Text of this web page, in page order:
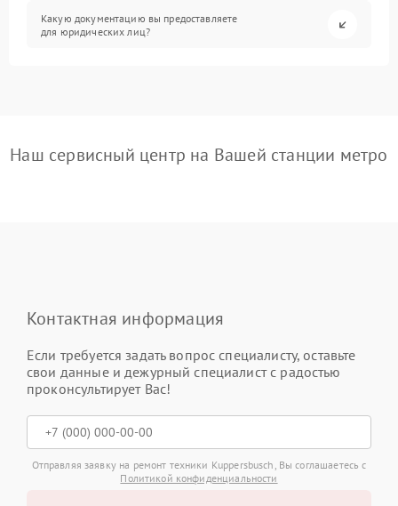
Какую документацию вы предоставляете
для юридических лиц?
Наш сервисный центр на Вашей станции метро
Контактная информация
Если требуется задать вопрос специалисту, оставьте
свои данные и дежурный специалист с радостью
проконсультирует Вас!
Отправляя заявку на ремонт техники Kuppersbusch, Вы соглашаетесь с
Политикой конфиденциальности